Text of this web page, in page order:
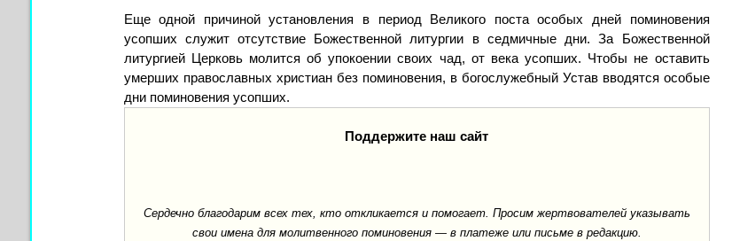
Еще одной причиной установления в период Великого поста особых дней поминовения
усопших служит отсутствие Божественной литургии в седмичные дни. За Божественной
литургией Церковь молится об упокоении своих чад, от века усопших. Чтобы не оставить
умерших православных христиан без поминовения, в богослужебный Устав вводятся особые
дни поминовения усопших.
Поддержите наш сайт
Сердечно благодарим всех тех, кто откликается и помогает. Просим жертвователей указывать
свои имена для молитвенного поминовения — в платеже или письме в редакцию.